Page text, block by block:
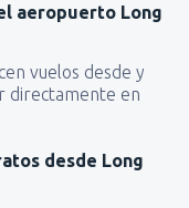
aeropuerto Long
vuelos desde y
directamente en
desde Long